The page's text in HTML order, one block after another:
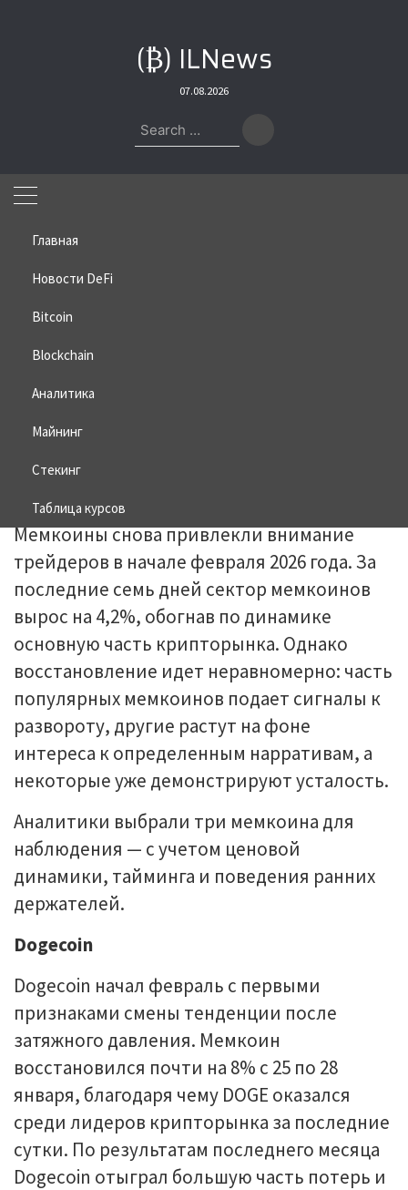
(₿) ILNews
07.08.2026
Search
for:
Главная
Новости DeFi
Bitcoin
Blockchain
Аналитика
Майнинг
Стекинг
Таблица курсов
Home»Bitcoin
Топ-3 мемкоина на февраль
2026 года
30.01.2026
Мемкоины снова привлекли внимание
трейдеров в начале февраля 2026 года. За
последние семь дней сектор мемкоинов
вырос на 4,2%, обогнав по динамике
основную часть крипторынка. Однако
восстановление идет неравномерно: часть
популярных мемкоинов подает сигналы к
развороту, другие растут на фоне
интереса к определенным нарративам, а
некоторые уже демонстрируют усталость.
Аналитики выбрали три мемкоина для
наблюдения — с учетом ценовой
динамики, тайминга и поведения ранних
держателей.
Dogecoin
Dogecoin начал февраль с первыми
признаками смены тенденции после
затяжного давления. Мемкоин
восстановился почти на 8% с 25 по 28
января, благодаря чему DOGE оказался
среди лидеров крипторынка за последние
сутки. По результатам последнего месяца
Dogecoin отыграл большую часть потерь и